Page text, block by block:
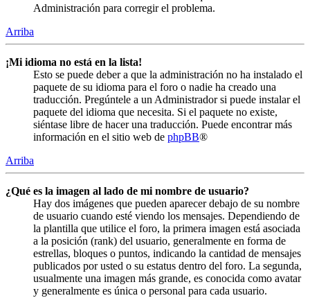
Administración para corregir el problema.
Arriba
¡Mi idioma no está en la lista!
Esto se puede deber a que la administración no ha instalado el
paquete de su idioma para el foro o nadie ha creado una
traducción. Pregúntele a un Administrador si puede instalar el
paquete del idioma que necesita. Si el paquete no existe,
siéntase libre de hacer una traducción. Puede encontrar más
información en el sitio web de phpBB®
Arriba
¿Qué es la imagen al lado de mi nombre de usuario?
Hay dos imágenes que pueden aparecer debajo de su nombre
de usuario cuando esté viendo los mensajes. Dependiendo de
la plantilla que utilice el foro, la primera imagen está asociada
a la posición (rank) del usuario, generalmente en forma de
estrellas, bloques o puntos, indicando la cantidad de mensajes
publicados por usted o su estatus dentro del foro. La segunda,
usualmente una imagen más grande, es conocida como avatar
y generalmente es única o personal para cada usuario.